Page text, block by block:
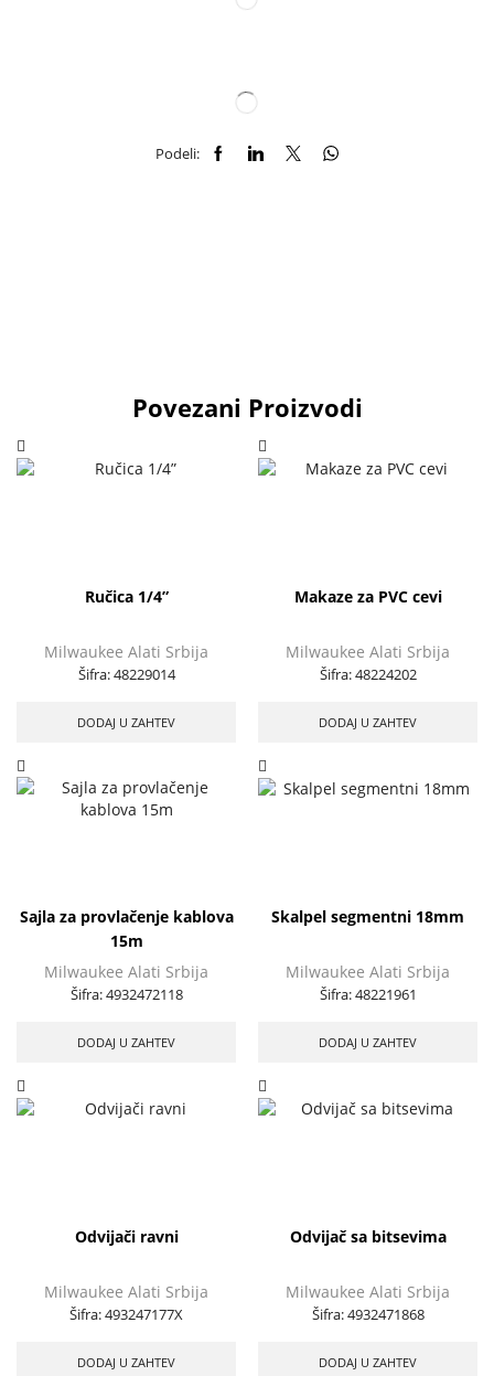
Podeli:
Povezani Proizvodi
Ručica 1/4”
Milwaukee Alati Srbija
Šifra:48229014
DODAJ U ZAHTEV
Makaze za PVC cevi
Milwaukee Alati Srbija
Šifra:48224202
DODAJ U ZAHTEV
Sajla za provlačenje kablova
15m
Milwaukee Alati Srbija
Šifra:4932472118
DODAJ U ZAHTEV
Skalpel segmentni 18mm
Milwaukee Alati Srbija
Šifra:48221961
DODAJ U ZAHTEV
Odvijači ravni
Milwaukee Alati Srbija
Šifra:493247177X
DODAJ U ZAHTEV
Odvijač sa bitsevima
Milwaukee Alati Srbija
Šifra:4932471868
DODAJ U ZAHTEV